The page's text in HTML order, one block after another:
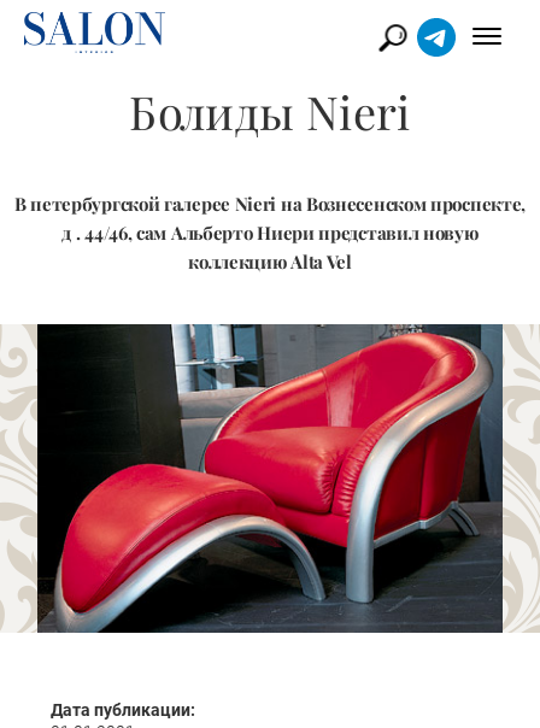
Болиды Nieri
В петербургcкой галерее Nieri на Вознесенском проспекте,
д . 44/46, сам Альберто Ниери представил новую
коллекцию Alta Vel
Дата публикации: